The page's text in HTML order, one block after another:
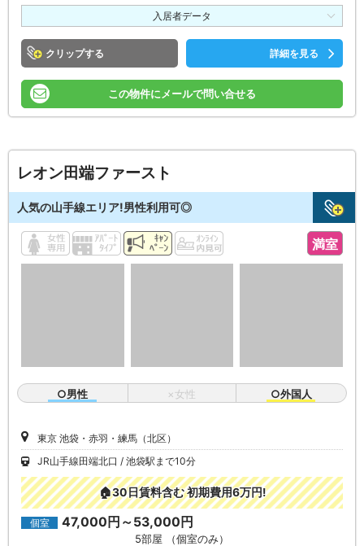
入居者データ
クリップ 詳細を見る
この物件にメールで問い合せる
レオン田端ファースト
人気の山手線エリア!男性利用可◎
満室
○男性 ×女性 ○外国人
東京 池袋・赤羽・練馬（北区）
JR山手線田端北口
池袋駅まで10分
🏠30日賃料含む 初期費用6万円!
個室 47,000円～53,000円
5部屋 （個室のみ）